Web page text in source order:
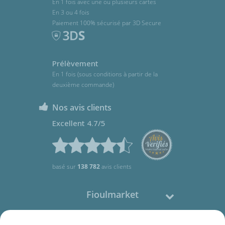
En 3 ou 4 fois
Paiement 100% sécurisé par 3D Secure
Prélèvement
En 1 fois (sous conditions à partir de la
deuxième commande)
Nos avis clients
Excellent 4.7/5
basé sur 138 782avis clients
Fioulmarket